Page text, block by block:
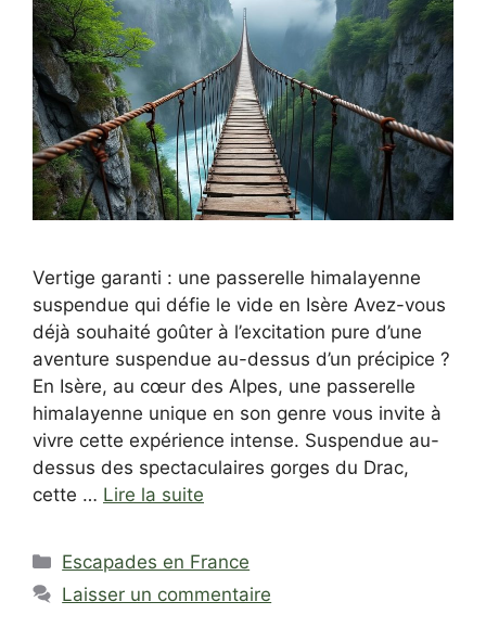
Vertige garanti : une passerelle himalayenne
suspendue qui défie le vide en Isère Avez-vous
déjà souhaité goûter à l’excitation pure d’une
aventure suspendue au-dessus d’un précipice ?
En Isère, au cœur des Alpes, une passerelle
himalayenne unique en son genre vous invite à
vivre cette expérience intense. Suspendue au-
dessus des spectaculaires gorges du Drac,
cette … Lire la suite
Catégories
Escapades en France
Laisser un commentaire